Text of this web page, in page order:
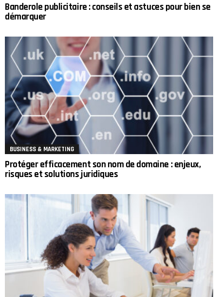
Banderole publicitaire : conseils et astuces pour bien se
démarquer
BUSINESS & MARKETING
Protéger efficacement son nom de domaine : enjeux,
risques et solutions juridiques